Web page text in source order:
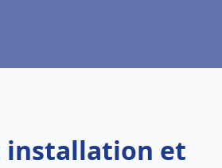
installation et